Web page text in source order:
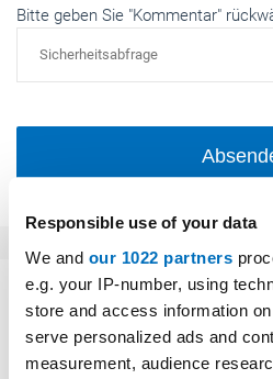
Responsible use of your data
We and our 1022 partners
e.g. your IP-number, using
store and access information
serve personalized ads and
measurement, audience
Bitte geben Sie "Kommentar"
Das könnte Sie auch